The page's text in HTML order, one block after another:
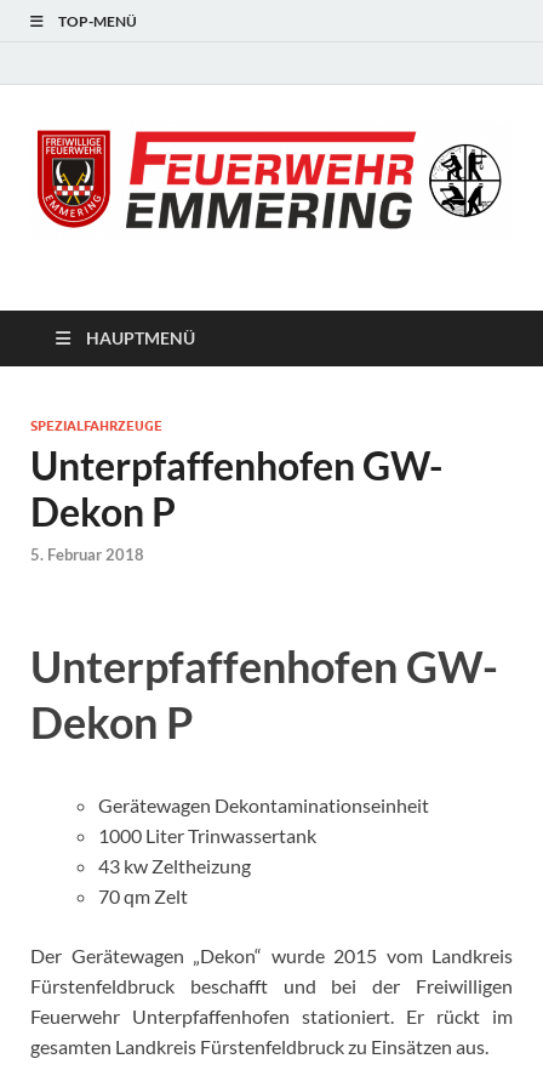
TOP-MENÜ
HAUPTMENÜ
SPEZIALFAHRZEUGE
Unterpfaffenhofen GW-
Dekon P
5. Februar 2018
Unterpfaffenhofen GW-
Dekon P
Gerätewagen Dekontaminationseinheit
1000 Liter Trinwassertank
43 kw Zeltheizung
70 qm Zelt
Der Gerätewagen „Dekon“ wurde 2015 vom Landkreis
Fürstenfeldbruck beschafft und bei der Freiwilligen
Feuerwehr Unterpfaffenhofen stationiert. Er rückt im
gesamten Landkreis Fürstenfeldbruck zu Einsätzen aus.